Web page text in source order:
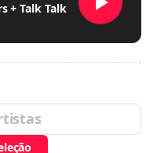
+ Talk Talk